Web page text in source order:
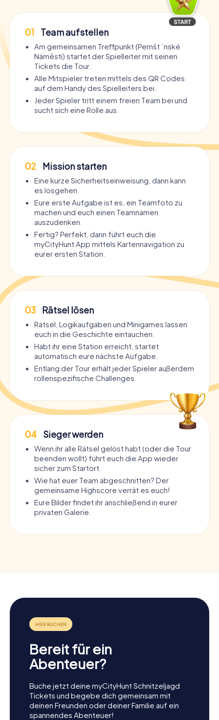
01 Team aufstellen
Am gemeinsamen Treffpunkt (Pernštýnské
Náměstí) startet der Spielleiter mit seinen
Tickets die Tour.
Alle Mitspieler treten mittels des QR Codes
auf dem Handy des Spielleiters bei.
Jeder Spieler tritt einem freien Team bei und
sucht sich eine Rolle aus.
02 Mission starten
Eine kurze Sicherheitseinweisung, dann kann
es losgehen.
Eure erste Aufgabe ist es, ein Teamfoto zu
machen und euch einen Teamnamen
auszudenken.
Fertig? Perfekt, dann führt euch die
myCityHunt App mittels Kartennavigation zu
eurer ersten Station.
03 Rätsel lösen
Rätsel, Logikaufgaben und Minigames lassen
euch in die Geschichte eintauchen.
Habt ihr eine Station erreicht, startet
automatisch eure nächste Aufgabe.
Entlang der Tour erhält jeder Spieler außerdem
rollenspezifische Challenges.
04 Sieger werden
Wenn ihr alle Rätsel gelöst habt (oder die Tour
beenden wollt) führt euch die App wieder
sicher zum Startort.
Wie hat euer Team abgeschnitten? Der
gemeinsame Highscore verrät es euch!
Eure Bilder findet ihr anschließend in eurer
privaten Galerie.
Bereit für ein
Abenteuer?
Buche jetzt deine myCityHunt Schnitzeljagd
Tickets und begebe dich gemeinsam mit
deinen Freunden oder deiner Familie auf ein
spannendes Abenteuer!